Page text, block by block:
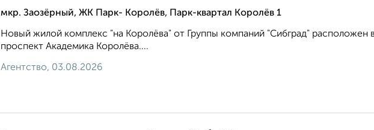
мкр. Заозёрный, ЖК Парк- Королёв, Парк-квартал Королёв 1
Новый жилой комплекс "на Королёва" от Группы компаний "Сибград" расположен
проспект Академика Королёва....
Агентство, 03.08.2026